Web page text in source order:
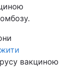
вакциною